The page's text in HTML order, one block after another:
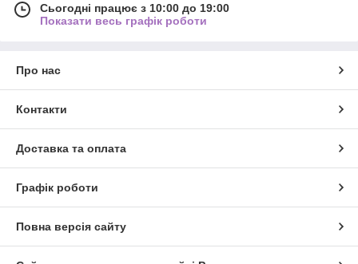
Сьогодні працює з 10:00 до 19:00
Показати весь графік роботи
Про нас
Контакти
Доставка та оплата
Графік роботи
Повна версія сайту